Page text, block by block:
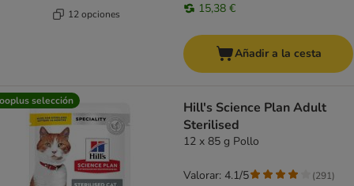
12 opciones 15,38 €
Añadir a la cesta
selección
Hill's Science Plan Adult
Sterilised
12 x 85 g Pollo
Valorar: 4.1/5 (291)